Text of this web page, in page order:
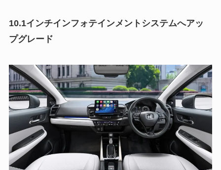
10.1インチインフォテインメントシステムへアッ
プグレード